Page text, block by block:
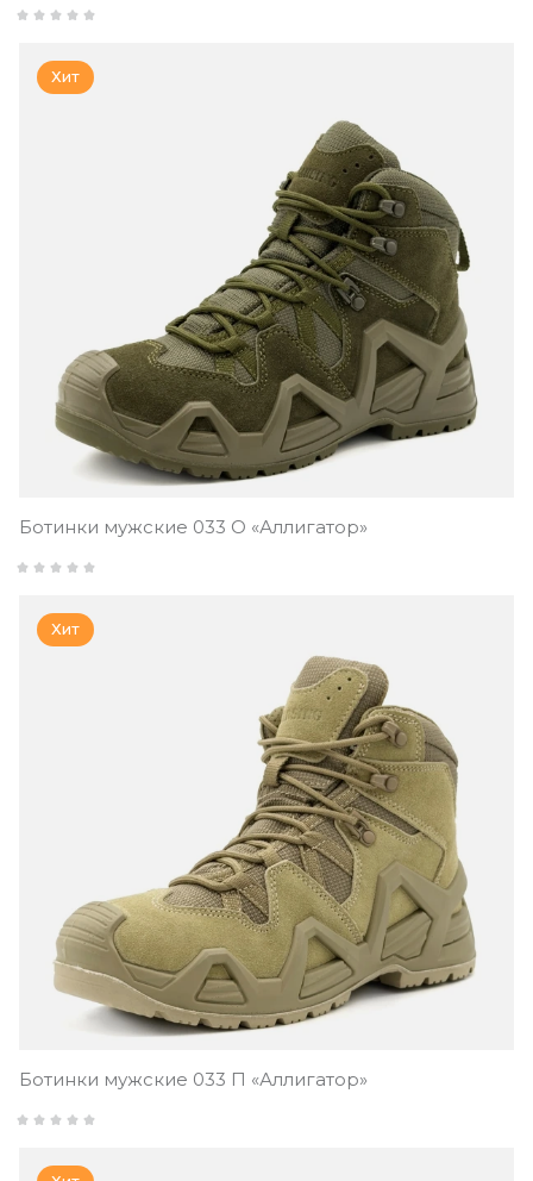
Хит
Ботинки мужские 033 О «Аллигатор»
Хит
Ботинки мужские 033 П «Аллигатор»